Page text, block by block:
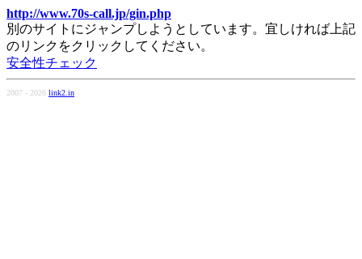
http://www.70s-call.jp/gin.php
別のサイトにジャンプしようとしています。宜しければ上記
のリンクをクリックしてください。
安全性チェック
2007 - 2026 link2.in